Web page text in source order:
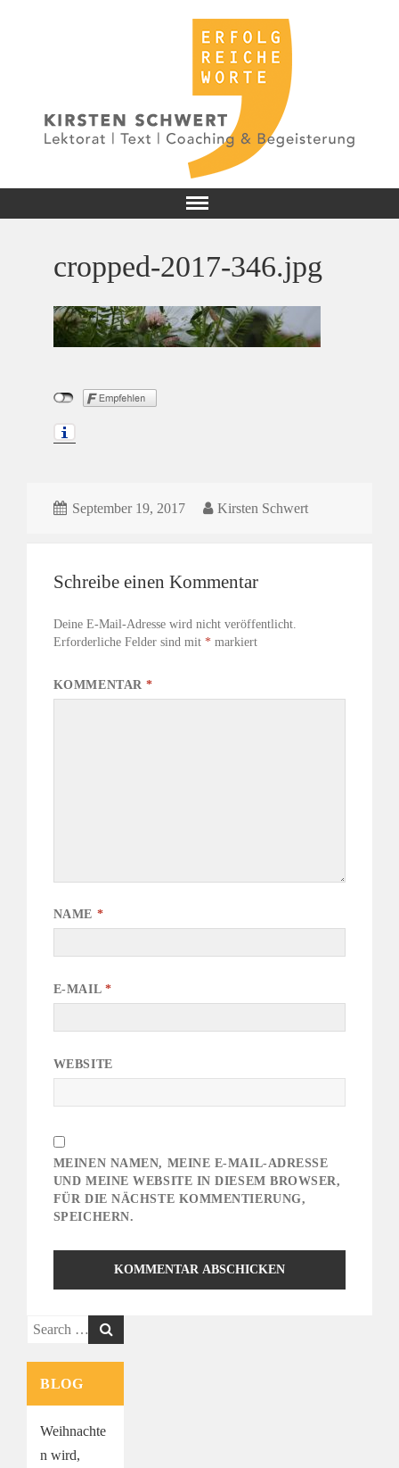
cropped-2017-346.jpg
September 19, 2017 Kirsten Schwert
Schreibe einen Kommentar
Deine E-Mail-Adresse wird nicht veröffentlicht.
Erforderliche Felder sind mit *markiert
KOMMENTAR*
NAME *
E-MAIL *
WEBSITE
MEINEN NAMEN, MEINE E-MAIL-ADRESSE
UND MEINE WEBSITE IN DIESEM BROWSER,
FÜR DIE NÄCHSTE KOMMENTIERUNG,
SPEICHERN.
Search
BLOG
Weihnachte
n wird,